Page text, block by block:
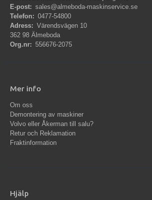
E-post: sales@almeboda-maskinservice.se
Telefon: 0477-54800
Adress: Värendsvägen 10
362 98 Älmeboda
Org.nr: 556676-2075
Mer info
Om oss
Demontering av maskiner
Volvo eller Åkerman till salu?
Retur och Reklamation
Fraktinformation
Hjälp